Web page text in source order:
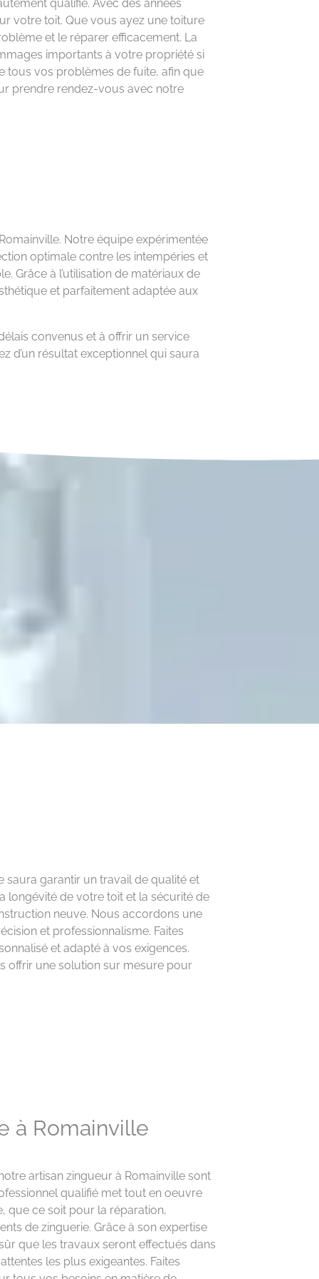
qualifié. Avec des années
votre toit. Que vous ayez une toiture
et le réparer efficacement. La
importants à votre propriété si
tous vos problèmes de fuite, afin que
prendre rendez-vous avec notre
Notre équipe expérimentée
optimale contre les intempéries et
Grâce à l’utilisation de matériaux de
et parfaitement adaptée aux
convenus et à offrir un service
d’un résultat exceptionnel qui saura
saura garantir un travail de qualité et
longévité de votre toit et la sécurité de
neuve. Nous accordons une
et professionnalisme. Faites
et adapté à vos exigences.
offrir une solution sur mesure pour
à Romainville
artisan zingueur à Romainville sont
qualifié met tout en oeuvre
que ce soit pour la réparation,
de zinguerie. Grâce à son expertise
que les travaux seront effectués dans
les plus exigeantes. Faites